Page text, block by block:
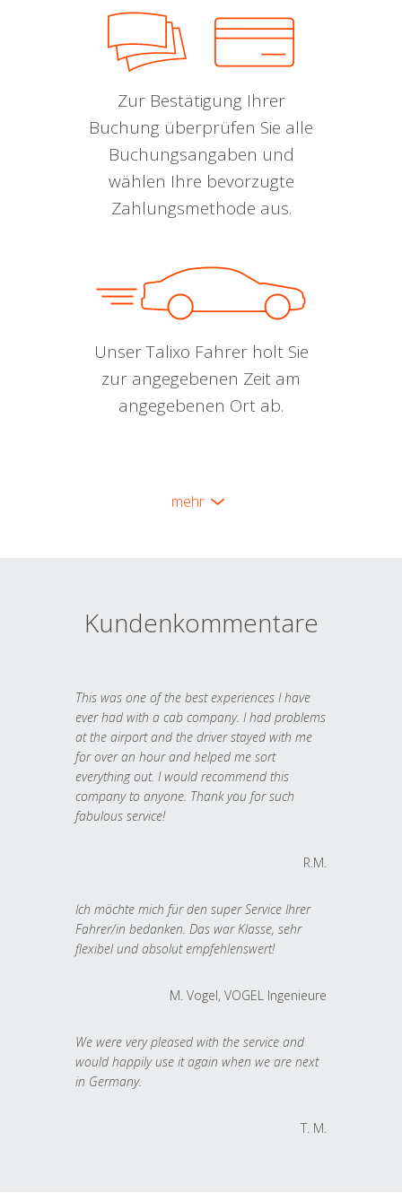
Zur Bestätigung Ihrer
Buchung überprüfen Sie alle
Buchungsangaben und
wählen Ihre bevorzugte
Zahlungsmethode aus.
Unser Talixo Fahrer holt Sie
zur angegebenen Zeit am
angegebenen Ort ab.
mehr
Kundenkommentare
This was one of the best experiences I have
ever had with a cab company. I had problems
at the airport and the driver stayed with me
for over an hour and helped me sort
everything out. I would recommend this
company to anyone. Thank you for such
fabulous service!
R.M.
Ich möchte mich für den super Service Ihrer
Fahrer/in bedanken. Das war Klasse, sehr
flexibel und absolut empfehlenswert!
M. Vogel, VOGEL Ingenieure
We were very pleased with the service and
would happily use it again when we are next
in Germany.
T. M.